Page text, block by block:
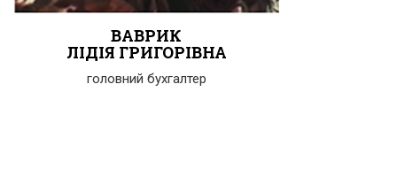
ВАВРИК
ЛІДІЯ ГРИГОРІВНА
головний бухгалтер